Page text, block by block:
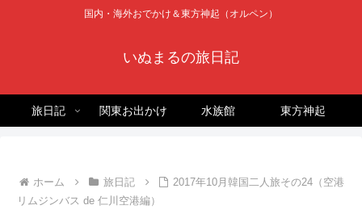
国内・海外おでかけ＆東方神起（オルペン）
いぬまるの旅日記
旅日記 関東お出かけ 水族館 東方神起
ホーム 旅日記
2017年10月韓国二人旅その24（空港
リムジンバス de 仁川空港編）